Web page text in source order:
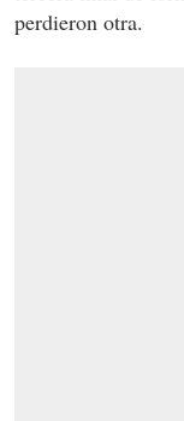
perdieron otra.